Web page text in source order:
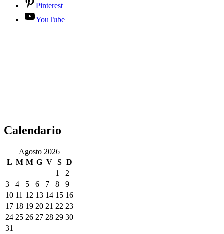
Pinterest
YouTube
Calendario
Agosto 2026
L M M G V S D
1
2
3
4 5 6 7 8
9
10 11 12 13 14 15 16
17 18 19 20 21 22 23
24 25 26 27 28 29 30
31